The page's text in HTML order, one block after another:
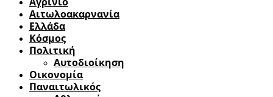
Αιτωλοακαρνανία
Ελλάδα
Κόσμος
Πολιτική
Αυτοδιοίκηση
Οικονομία
Παναιτωλικός